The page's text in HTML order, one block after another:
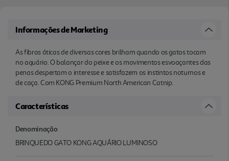
Informações de Marketing
As fibras óticas de diversas cores brilham quando os gatos tocam
no aquário. O balançar do peixe e os movimentos esvoaçantes das
penas despertam o interesse e satisfazem os instintos noturnos e
de caça. Com KONG Premium North American Catnip.
Características
Denominação
BRINQUEDO GATO KONG AQUÁRIO LUMINOSO